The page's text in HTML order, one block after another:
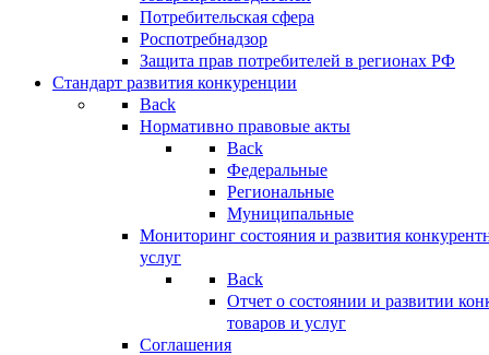
Потребительская сфера
Роспотребнадзор
Защита прав потребителей в регионах РФ
Стандарт развития конкуренции
Back
Нормативно правовые акты
Back
Федеральные
Региональные
Муниципальные
Мониторинг состояния и развития
услуг
Back
Отчет о состоянии и развитии
товаров и услуг
Соглашения